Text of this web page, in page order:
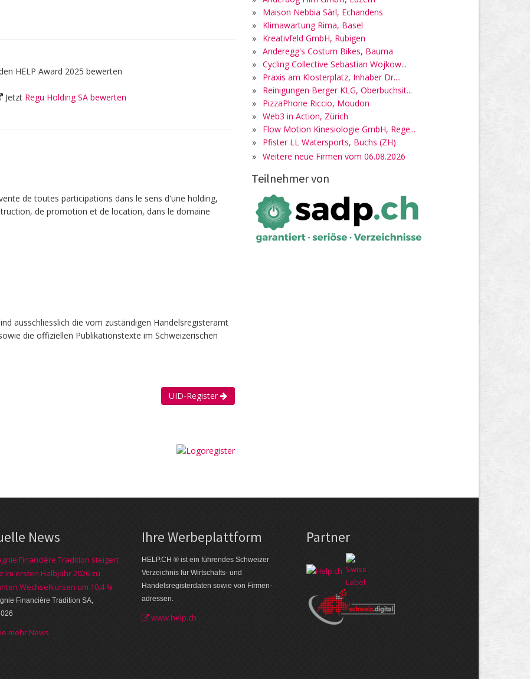
HELP Award 2025 bewerten
Jetzt Regu Holding SA bewerten
de toutes participations dans le sens d'une holding,
de promotion et de location, dans le domaine
ausschliesslich die vom zuständigen Handelsregisteramt
die offiziellen Publikationstexte im Schweizerischen
UID-Register
»
Maison Nebbia Sàrl, Echandens
»
Klimawartung Rima, Basel
»
Kreativfeld GmbH, Rubigen
» Anderegg's Costum Bikes, Bauma
» Cycling Collective Sebastian Wojkow...
»
Praxis am Klosterplatz, Inhaber Dr....
»
Reinigungen Berger KLG, Oberbuchsit...
»
PizzaPhone Riccio, Moudon
» Web3 in Action, Zürich
»
Flow Motion Kinesiologie GmbH, Rege...
»
Pfister LL Watersports, Buchs (ZH)
» Weitere neue Firmen vom 06.08.2026
Teilnehmer von
News
Financière Tradition steigert
im ersten Halbjahr 2026 zu
Wechselkursen um 10,4 %
Financière Tradition SA,
mehr News
Ihre Werbe­plattform
HELP.CH ® ist ein führendes Schweizer
Verzeichnis für Wirtschafts- und
Handelsregisterdaten sowie von Firmen­
adressen.
www.help.ch
Partner